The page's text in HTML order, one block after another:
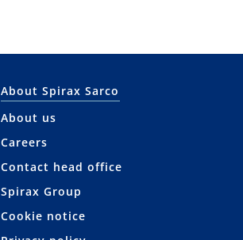
About Spirax Sarco
About us
Careers
Contact head office
Spirax Group
Cookie notice